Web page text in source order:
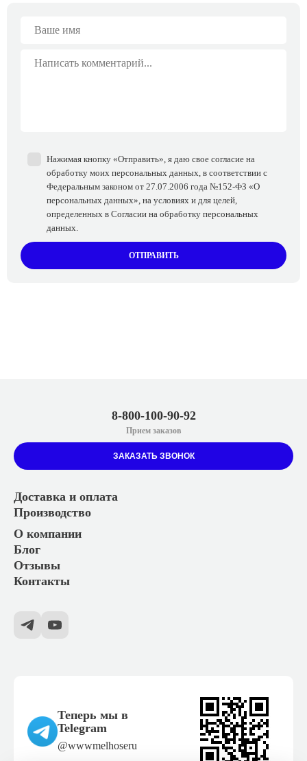
Нажимая кнопку «Отправить», я даю свое согласие на
обработку моих персональных данных, в соответствии с
Федеральным законом от 27.07.2006 года №152-ФЗ «О
персональных данных», на условиях и для целей,
определенных в Согласии на обработку персональных
данных.
ОТПРАВИТЬ
Доставка и оплата
Производство
О компании
Блог
Отзывы
Контакты
8-800-100-90-92
Прием заказов
ЗАКАЗАТЬ ЗВОНОК
Теперь мы в
Telegram
@wwwmelhoseru